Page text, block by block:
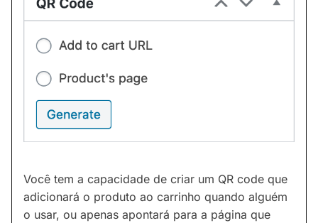
Você tem a capacidade de criar um QR code que
adicionará o produto ao carrinho quando alguém
o usar, ou apenas apontará para a página que